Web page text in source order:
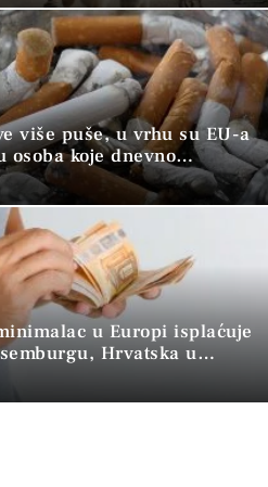
više puše, u vrhu su EU-a
osoba koje dnevno
duhan
u Europi isplaćuje
Hrvatska u